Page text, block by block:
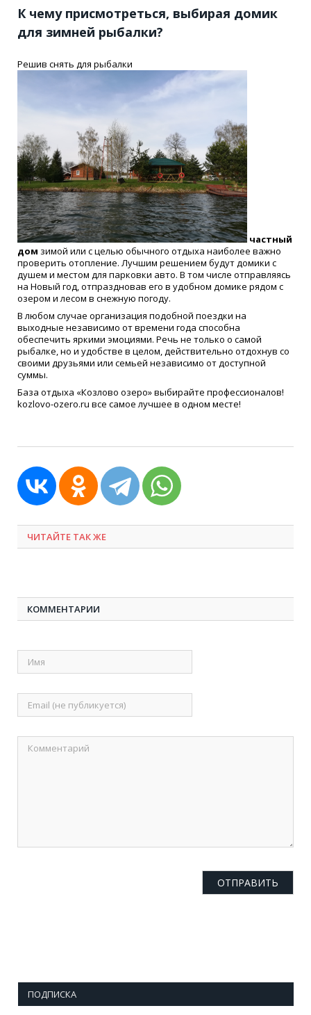
К чему присмотреться, выбирая домик
для зимней рыбалки?
Решив снять для рыбалки
частный
дом зимой или с целью обычного отдыха наиболее важно
проверить отопление. Лучшим решением будут домики с
душем и местом для парковки авто. В том числе отправляясь
на Новый год, отпраздновав его в удобном домике рядом с
озером и лесом в снежную погоду.
В любом случае организация подобной поездки на
выходные независимо от времени года способна
обеспечить яркими эмоциями. Речь не только о самой
рыбалке, но и удобстве в целом, действительно отдохнув со
своими друзьями или семьей независимо от доступной
суммы.
База отдыха «Козлово озеро» выбирайте профессионалов!
kozlovo-ozero.ru все самое лучшее в одном месте!
ЧИТАЙТЕ ТАК ЖЕ
КОММЕНТАРИИ
ПОДПИСКА